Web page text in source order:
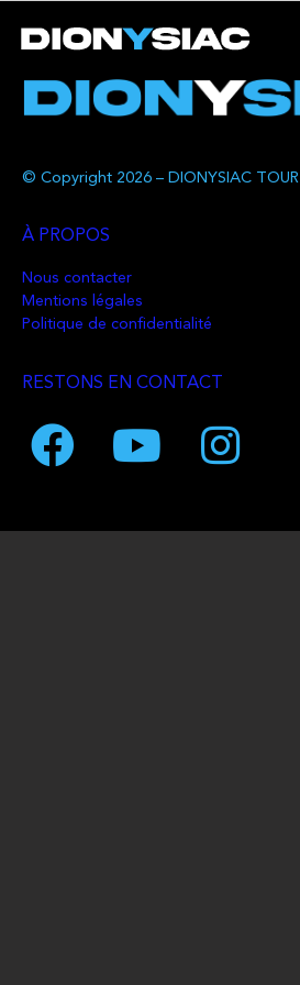
© Copyright 2026 – DIONYSIAC TOUR
À PROPOS
Nous contacter
Mentions légales
Politique de confidentialité
RESTONS EN CONTACT